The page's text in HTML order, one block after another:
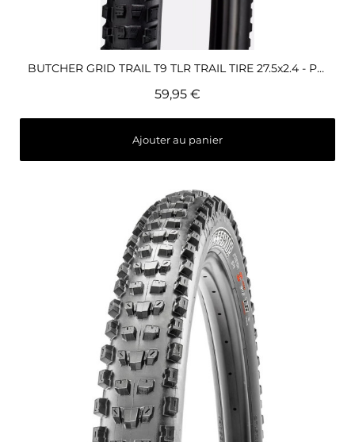
Aperçu rapide BUTCHER GRID TRAIL T9 TLR TRAIL TIRE 27.5x2.4 - Pneu VTT Specialized
59,95 €
Ajouter au panier